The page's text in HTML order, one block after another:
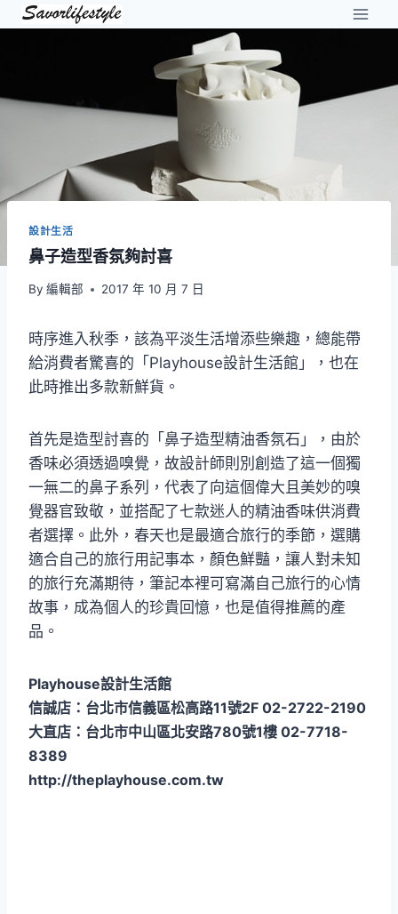
Skip
設計生活
鼻子造型香氛夠討喜
By 編輯部 2017 年 10 月 7 日
時序進入秋季，該為平淡生活增添些樂趣，總能帶
給消費者驚喜的「Playhouse設計生活館」，也在
此時推出多款新鮮貨。
首先是造型討喜的「鼻子造型精油香氛石」，由於
香味必須透過嗅覺，故設計師則別創造了這一個獨
一無二的鼻子系列，代表了向這個偉大且美妙的嗅
覺器官致敬，並搭配了七款迷人的精油香味供消費
者選擇。此外，春天也是最適合旅行的季節，選購
適合自己的旅行用記事本，顏色鮮豔，讓人對未知
的旅行充滿期待，筆記本裡可寫滿自己旅行的心情
故事，成為個人的珍貴回憶，也是值得推薦的產
品。
Playhouse設計生活館
信誠店：台北市信義區松高路11號2F 02-2722-2190
大直店：台北市中山區北安路780號1樓 02-7718-
8389
http://theplayhouse.com.tw